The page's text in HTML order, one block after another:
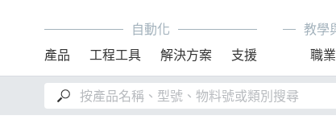
自動化
產品
工程工具 解決方案 支援
教學
職